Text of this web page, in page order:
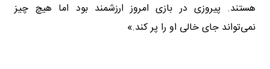
هستند. پیروزی در بازی امروز ارزشمند بود اما هیچ‌ چیز
نمی‌تواند جای خالی‌ او را پر کند.»